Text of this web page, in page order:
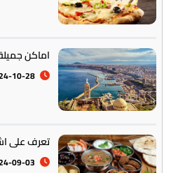
التراث والتقاليد
المأكولات العالمية
اماكن جميلة
2024-10-28
تعرف على اشهر
2024-09-03